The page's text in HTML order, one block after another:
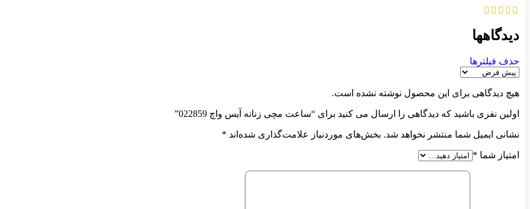
دیدگاهها
حذف فیلترها
هیچ دیدگاهی برای این محصول نوشته نشده است.
اولین نفری باشید که دیدگاهی را ارسال می کنید برای “ساعت مچی زنانه آیس واچ 022859”
نشانی ایمیل شما منتشر نخواهد شد. بخش‌های موردنیاز علامت‌گذاری شده‌اند *
امتیاز شما *